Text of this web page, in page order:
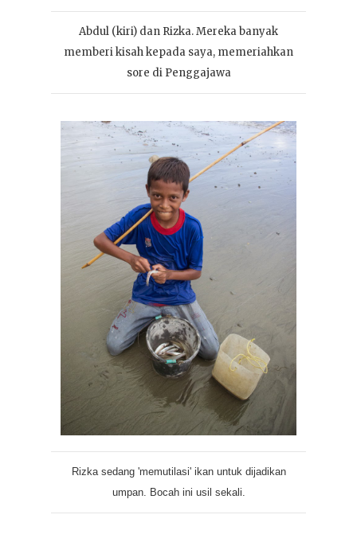
Abdul (kiri) dan Rizka. Mereka banyak
memberi kisah kepada saya, memeriahkan
sore di Penggajawa
Rizka sedang 'memutilasi' ikan untuk dijadikan
umpan. Bocah ini usil sekali.